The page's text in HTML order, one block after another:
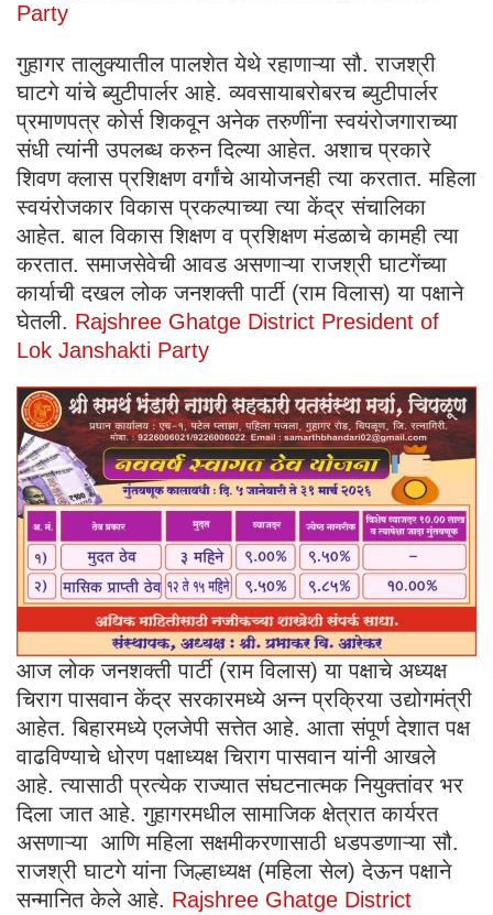
Party
गुहागर तालुक्यातील पालशेत येथे रहाणाऱ्या सौ. राजश्री
घाटगे यांचे ब्युटीपार्लर आहे. व्यवसायाबरोबरच ब्युटीपार्लर
प्रमाणपत्र कोर्स शिकवून अनेक तरुणींना स्वयंरोजगाराच्या
संधी त्यांनी उपलब्ध करुन दिल्या आहेत. अशाच प्रकारे
शिवण क्लास प्रशिक्षण वर्गांचे आयोजनही त्या करतात. महिला
स्वयंरोजकार विकास प्रकल्पाच्या त्या केंद्र संचालिका
आहेत. बाल विकास शिक्षण व प्रशिक्षण मंडळाचे कामही त्या
करतात. समाजसेवेची आवड असणाऱ्या राजश्री घाटगेंच्या
कार्याची दखल लोक जनशक्ती पार्टी (राम विलास) या पक्षाने
घेतली. Rajshree Ghatge District President of
Lok Janshakti Party
आज लोक जनशक्ती पार्टी (राम विलास) या पक्षाचे अध्यक्ष
चिराग पासवान केंद्र सरकारमध्ये अन्न प्रक्रिया उद्योगमंत्री
आहेत. बिहारमध्ये एलजेपी सत्तेत आहे. आता संपूर्ण देशात पक्ष
वाढविण्याचे धोरण पक्षाध्यक्ष चिराग पासवान यांनी आखले
आहे. त्यासाठी प्रत्येक राज्यात संघटनात्मक नियुक्तांवर भर
दिला जात आहे. गुहागरमधील सामाजिक क्षेत्रात कार्यरत
असणाऱ्या आणि महिला सक्षमीकरणासाठी धडपडणाऱ्या सौ.
राजश्री घाटगे यांना जिल्हाध्यक्ष (महिला सेल) देऊन पक्षाने
सन्मानित केले आहे. Rajshree Ghatge District